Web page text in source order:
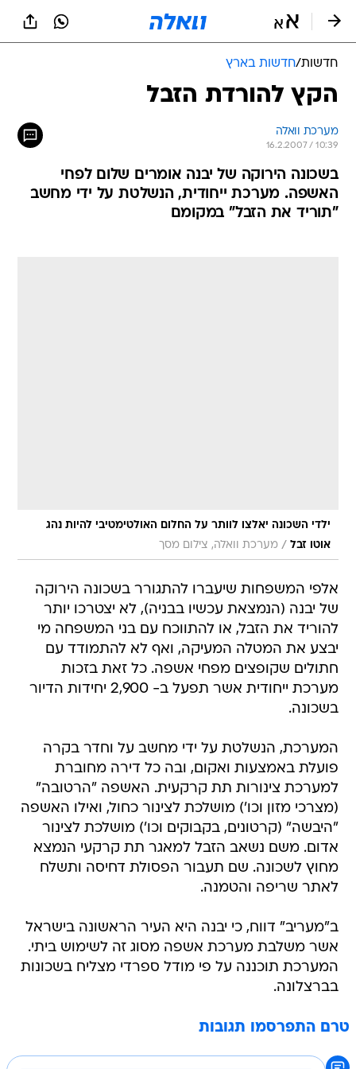
חדשות/חדשות בארץ
הקץ להורדת הזבל
מערכת וואלה
16.2.2007 / 10:39
בשכונה הירוקה של יבנה אומרים שלום לפחי
האשפה. מערכת ייחודית, הנשלטת על ידי מחשב
"תוריד את הזבל" במקומם
ילדי השכונה יאלצו לוותר על החלום האולטימטיבי להיות נהג
אוטו זבל / מערכת וואלה, צילום מסך
אלפי המשפחות שיעברו להתגורר בשכונה הירוקה
של יבנה (הנמצאת עכשיו בבניה), לא יצטרכו יותר
להוריד את הזבל, או להתווכח עם בני המשפחה מי
יבצע את המטלה המעיקה, ואף לא להתמודד עם
חתולים שקופצים מפחי אשפה. כל זאת בזכות
מערכת ייחודית אשר תפעל ב- 2,900 יחידות הדיור
בשכונה.
המערכת, הנשלטת על ידי מחשב על וחדר בקרה
פועלת באמצעות ואקום, ובה כל דירה מחוברת
למערכת צינורות תת קרקעית. האשפה "הרטובה"
(מצרכי מזון וכו') מושלכת לצינור כחול, ואילו האשפה
"היבשה" (קרטונים, בקבוקים וכו') מושלכת לצינור
אדום. משם נשאב הזבל למאגר תת קרקעי הנמצא
מחוץ לשכונה. שם תעבור הפסולת דחיסה ותשלח
לאתר שריפה והטמנה.
ב"מעריב" דווח, כי יבנה היא העיר הראשונה בישראל
אשר משלבת מערכת אשפה מסוג זה לשימוש ביתי.
המערכת תוכננה על פי מודל ספרדי מצליח בשכונות
בברצלונה.
טרם התפרסמו תגובות